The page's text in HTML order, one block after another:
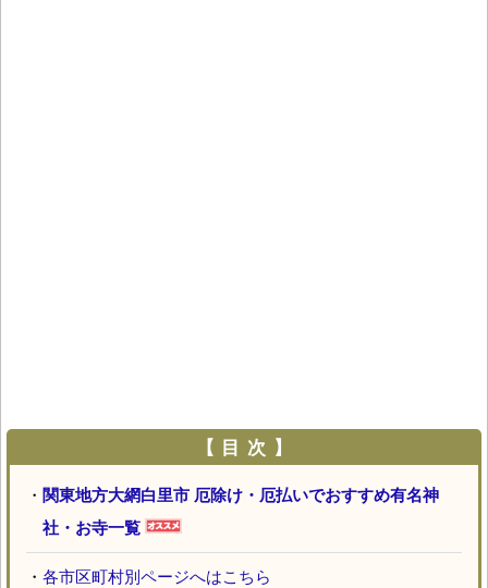
【 目 次 】
・ 関東地方大網白里市 厄除け・厄払いでおすすめ有名神
社・お寺一覧
・ 各市区町村別ページへはこちら